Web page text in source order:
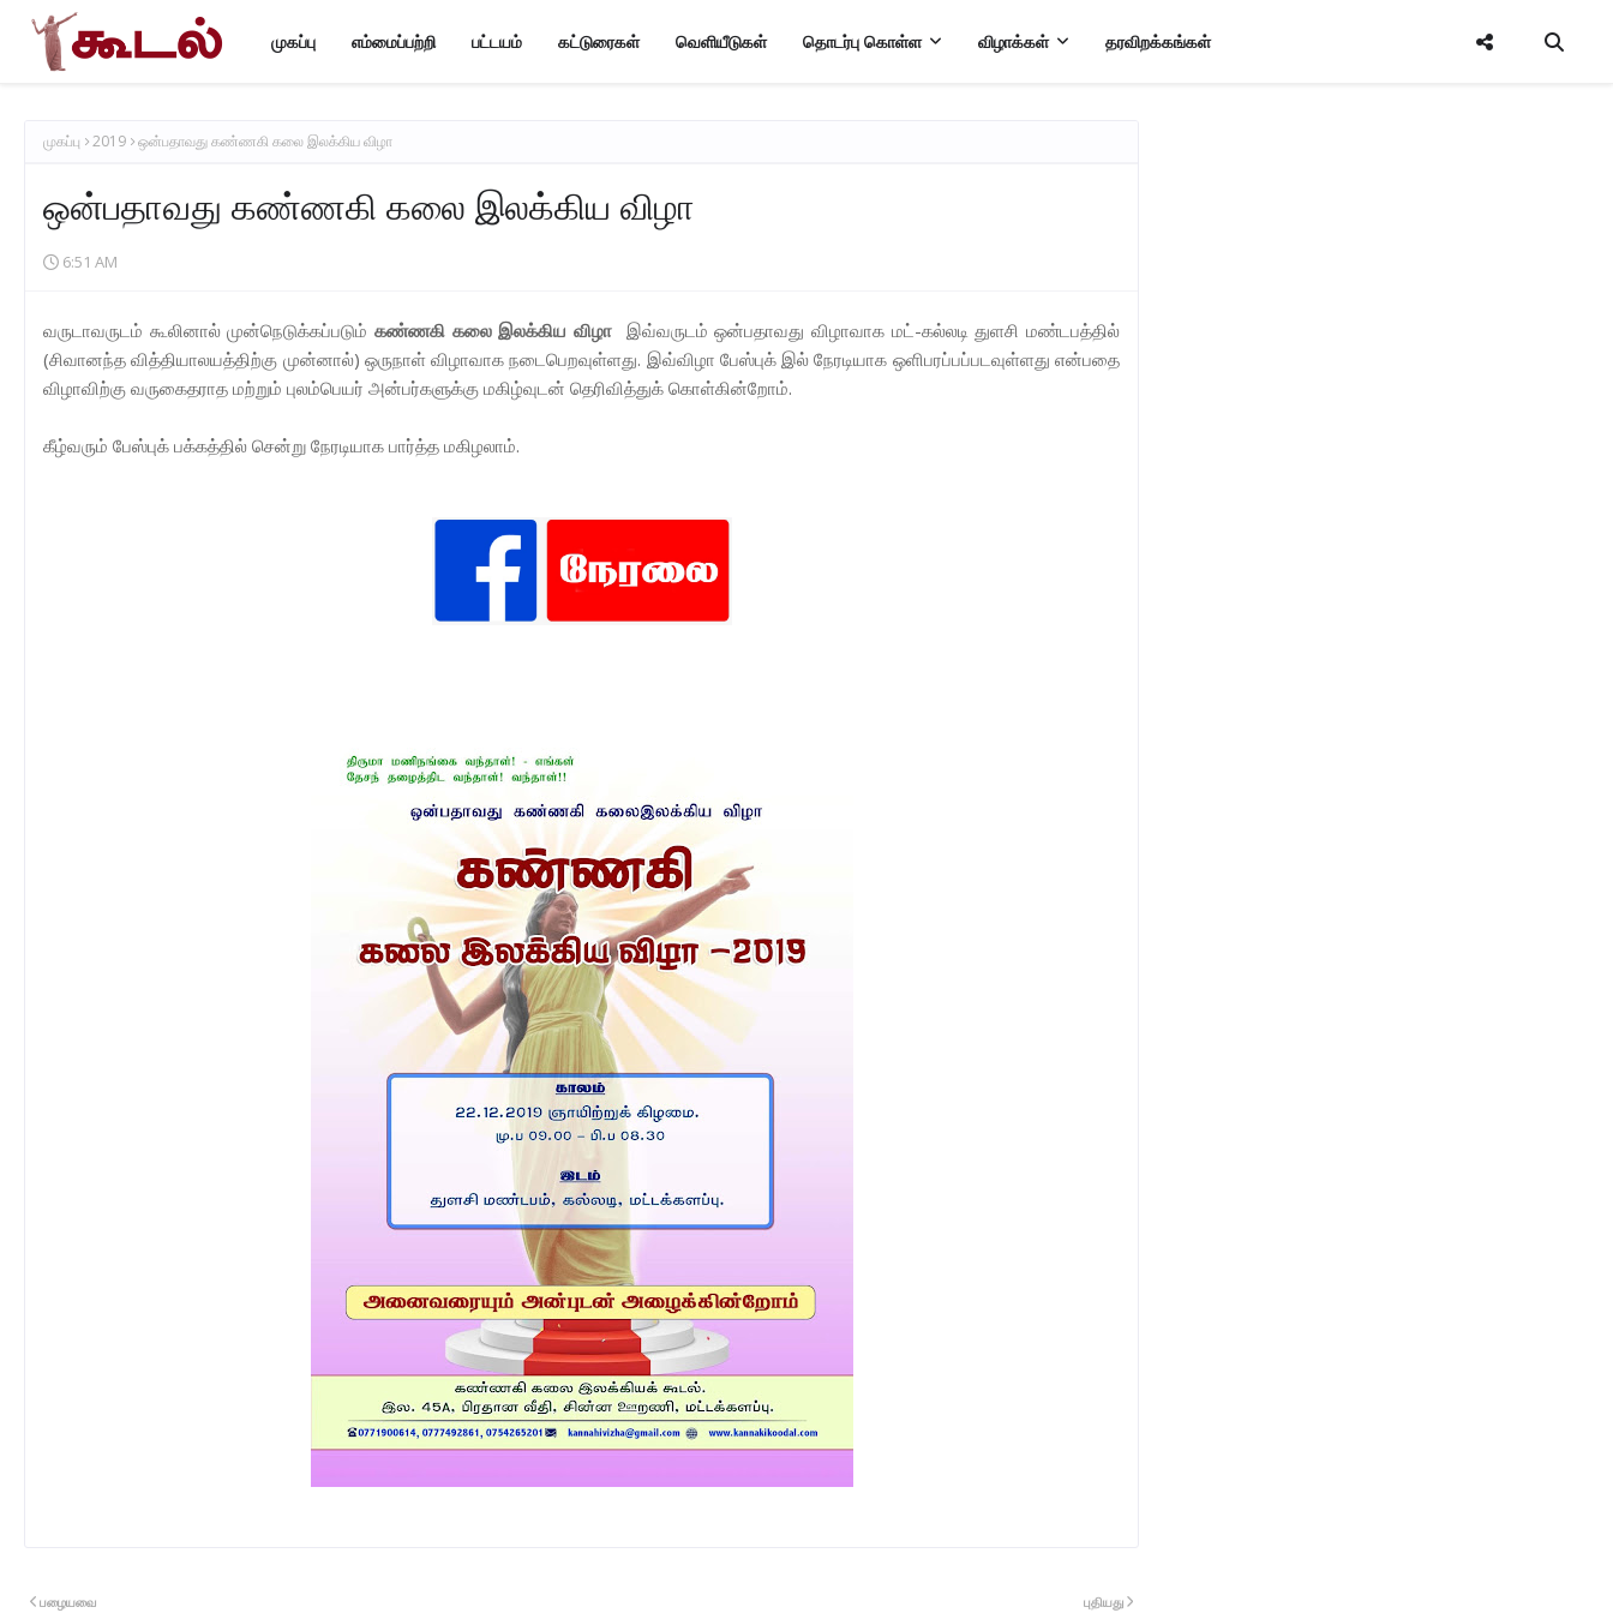
முகப்பு எம்மைப்பற்றி பட்டயம் கட்டுரைகள் வெளியீடுகள் தொடர்பு கொள்ள விழாக்கள் தரவிறக்கங்கள்
முகப்பு 2019 ஒன்பதாவது கண்ணகி கலை இலக்கிய விழா
ஒன்பதாவது கண்ணகி கலை இலக்கிய விழா
6:51 AM
வருடாவருடம் கூலினால் முன்நெடுக்கப்படும்கண்ணகி கலை இலக்கிய விழா இவ்வருடம் ஒன்பதாவது விழாவாக மட்-கல்லடி துளசி மண்டபத்தில்
(சிவானந்த வித்தியாலயத்திற்கு முன்னால்) ஒருநாள் விழாவாக நடைபெறவுள்ளது. இவ்விழா பேஸ்புக் இல் நேரடியாக ஒளிபரப்பப்படவுள்ளது என்பதை
விழாவிற்கு வருகைதராத மற்றும் புலம்பெயர் அன்பர்களுக்கு மகிழ்வுடன் தெரிவித்துக் கொள்கின்றோம்.
கீழ்வரும் பேஸ்புக் பக்கத்தில் சென்று நேரடியாக பார்த்த மகிழலாம்.
புதியது
பழையவை